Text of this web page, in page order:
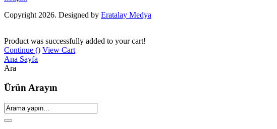
Copyright 2026. Designed by Eratalay Medya
Product was successfully added to your cart!
Continue () View Cart
Ana Sayfa
Ara
Ürün Arayın